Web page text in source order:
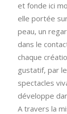
et fonde ici
elle portée
peau, un
dans le
chaque
gustatif, par
spectacles
développe
A travers la